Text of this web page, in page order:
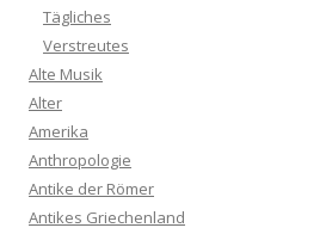
Tägliches
Verstreutes
Alte Musik
Alter
Amerika
Anthropologie
Antike der Römer
Antikes Griechenland